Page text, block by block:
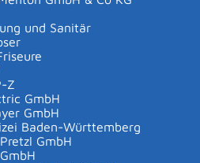
und Sanitär
Z
GmbH
GmbH
Baden-Württemberg
GmbH
13.30 bis 14.30 Uhr
in der Grundschule